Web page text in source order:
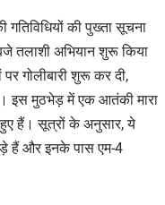
की पुख्ता सूचना
तलाशी अभियान शुरू किया
गोलीबारी शुरू कर दी,
इस मुठभेड़ में एक आतंकी मारा
हैं। सूत्रों के अनुसार, ये
हैं और इनके पास एम-4